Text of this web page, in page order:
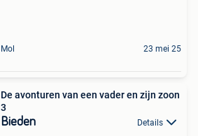
Mol 23 mei 25
De avonturen van een vader en zijn zoon
3
Bieden Details